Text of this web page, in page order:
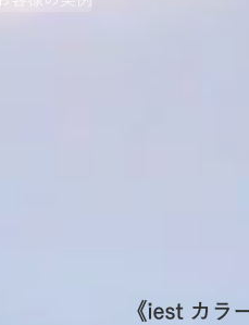
《iest カラ